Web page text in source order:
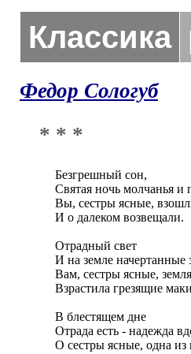
Классика
Федор Сологуб
* * *
Безгрешный сон,
Святая ночь молчанья и
Вы, сестры ясные,
И о далеком возвещали.
Отрадный свет
И на земле начертанные
Вам, сестры ясные,
Взрастила грезящие
В блестящем дне
Отрада есть - надежда
О сестры ясные, одна из